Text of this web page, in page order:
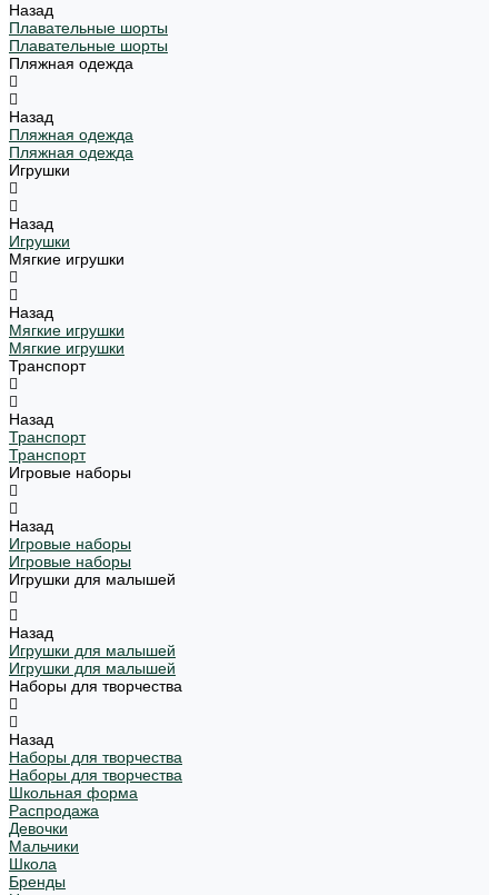
Назад
Плавательные шорты
Плавательные шорты
Пляжная одежда
Назад
Пляжная одежда
Пляжная одежда
Игрушки
Назад
Игрушки
Мягкие игрушки
Назад
Мягкие игрушки
Мягкие игрушки
Транспорт
Назад
Транспорт
Транспорт
Игровые наборы
Назад
Игровые наборы
Игровые наборы
Игрушки для малышей
Назад
Игрушки для малышей
Игрушки для малышей
Наборы для творчества
Назад
Наборы для творчества
Наборы для творчества
Школьная форма
Распродажа
Девочки
Мальчики
Школа
Бренды